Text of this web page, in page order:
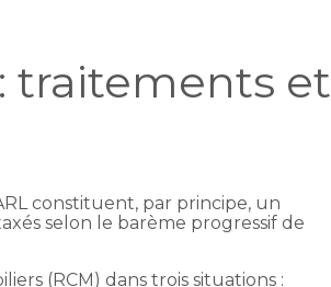
traitements et
constituent, par principe, un
selon le barème progressif de
(RCM) dans trois situations :